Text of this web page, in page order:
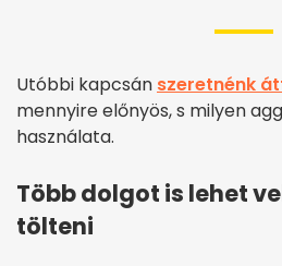
Utóbbi kapcsán szeretnénk
mennyire előnyös, s milyen
használata.
Több dolgot is lehet
tölteni